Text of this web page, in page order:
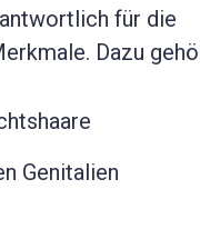
für die
Dazu
Genitalien